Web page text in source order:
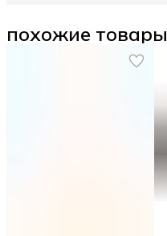
похожие товары